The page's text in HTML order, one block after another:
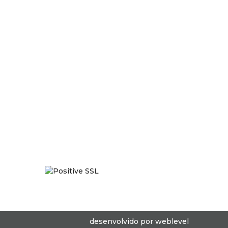
desenvolvido por weblevel